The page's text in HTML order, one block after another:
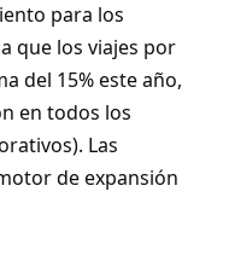
para los
que los viajes por
del 15% este año,
en todos los
Las
de expansión